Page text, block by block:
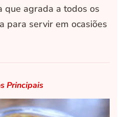
que agrada a todos os
para servir em ocasiões
Principais